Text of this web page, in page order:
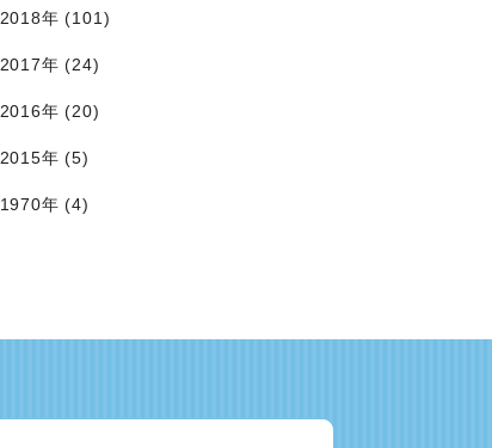
2018年 (101)
2017年 (24)
2016年 (20)
2015年 (5)
1970年 (4)